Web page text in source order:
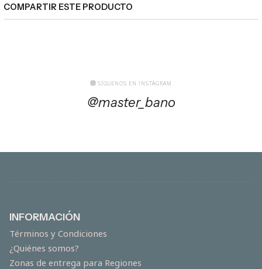
COMPARTIR ESTE PRODUCTO
SÍGUENOS EN INSTAGRAM
@master_bano
INFORMACIÓN
Términos y Condiciones
¿Quiénes somos?
Zonas de entrega para Regiones